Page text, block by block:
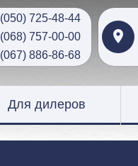
725-48-44
757-00-00
886-86-68

Для дилеров